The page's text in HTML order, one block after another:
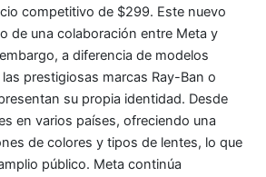
competitivo de $299. Este nuevo
de una colaboración entre Meta y
a diferencia de modelos
prestigiosas marcas Ray-Ban o
su propia identidad. Desde
en varios países, ofreciendo una
de colores y tipos de lentes, lo que
público. Meta continúa